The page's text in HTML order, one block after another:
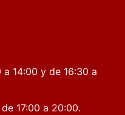
a 14:00 y de 16:30 a
17:00 a 20:00.